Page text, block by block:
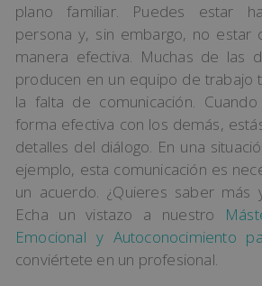
plano familiar. Puedes estar
persona y, sin embargo, no estar
manera efectiva. Muchas de las
producen en un equipo de trabajo
la falta de comunicación.
forma efectiva con los demás,
detalles del diálogo. En una
ejemplo, esta comunicación es
un acuerdo. ¿Quieres saber
Echa un vistazo a nuestro
Emocional y Autoconocimiento
conviértete en un profesional.